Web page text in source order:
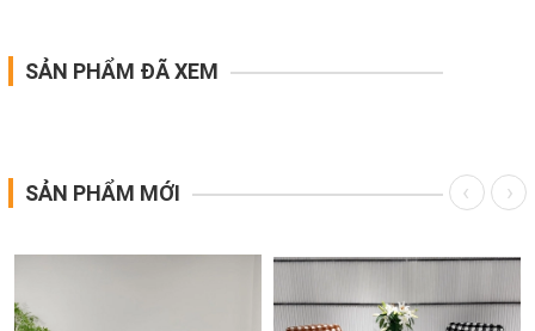
SẢN PHẨM ĐÃ XEM
SẢN PHẨM MỚI